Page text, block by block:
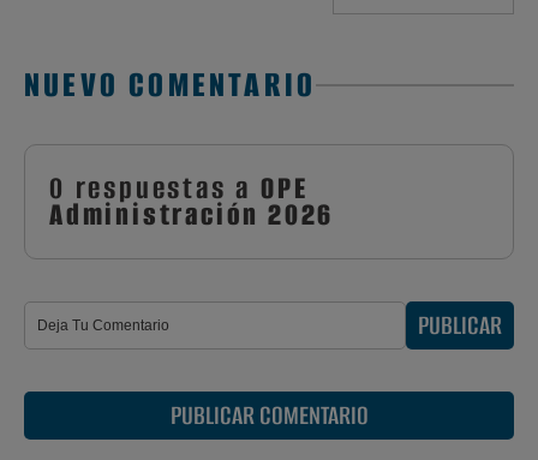
NUEVO COMENTARIO
0 respuestas a OPE
Administración 2026
PUBLICAR
PUBLICAR COMENTARIO